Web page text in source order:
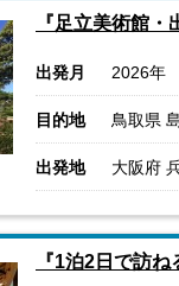
『足立美術館
出発月 2026年
目的地 鳥取県
出発地 大阪府
『1泊2日で訪